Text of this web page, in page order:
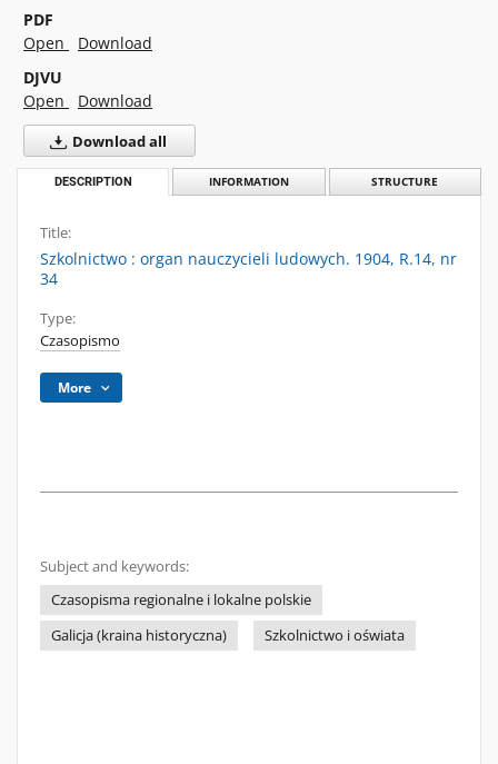
PDF
Open
Download
DJVU
Open
Download
Download all
DESCRIPTION INFORMATION STRUCTURE
Title:
Szkolnictwo : organ nauczycieli ludowych. 1904, R.14, nr
34
Type:
Czasopismo
More
Subject and keywords:
Czasopisma regionalne i lokalne polskie
Galicja (kraina historyczna)
Szkolnictwo i oświata